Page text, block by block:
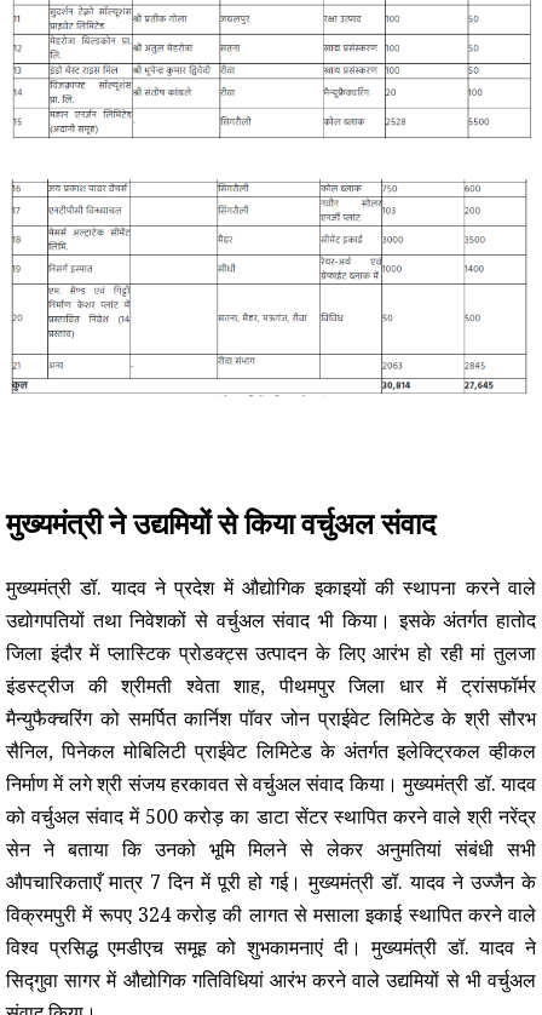
मुख्यमंत्री ने उद्यमियों से किया वर्चुअल संवाद
मुख्यमंत्री डॉ. यादव ने प्रदेश में औद्योगिक इकाइयों की स्थापना करने वाले
उद्योगपतियों तथा निवेशकों से वर्चुअल संवाद भी किया। इसके अंतर्गत हातोद
जिला इंदौर में प्लास्टिक प्रोडक्ट्स उत्पादन के लिए आरंभ हो रही मां तुलजा
इंडस्ट्रीज की श्रीमती श्वेता शाह, पीथमपुर जिला धार में ट्रांसफॉर्मर
मैन्युफैक्चरिंग को समर्पित कार्निश पॉवर जोन प्राईवेट लिमिटेड के श्री सौरभ
सैनिल, पिनेकल मोबिलिटी प्राईवेट लिमिटेड के अंतर्गत इलेक्ट्रिकल व्हीकल
निर्माण में लगे श्री संजय हरकावत से वर्चुअल संवाद किया। मुख्यमंत्री डॉ. यादव
को वर्चुअल संवाद में 500 करोड़ का डाटा सेंटर स्थापित करने वाले श्री नरेंद्र
सेन ने बताया कि उनको भूमि मिलने से लेकर अनुमतियां संबंधी सभी
औपचारिकताएँ मात्र 7 दिन में पूरी हो गई। मुख्यमंत्री डॉ. यादव ने उज्जैन के
विक्रमपुरी में रूपए 324 करोड़ की लागत से मसाला इकाई स्थापित करने वाले
विश्व प्रसिद्ध एमडीएच समूह को शुभकामनाएं दी। मुख्यमंत्री डॉ. यादव ने
सिद्गुवा सागर में औद्योगिक गतिविधियां आरंभ करने वाले उद्यमियों से भी वर्चुअल